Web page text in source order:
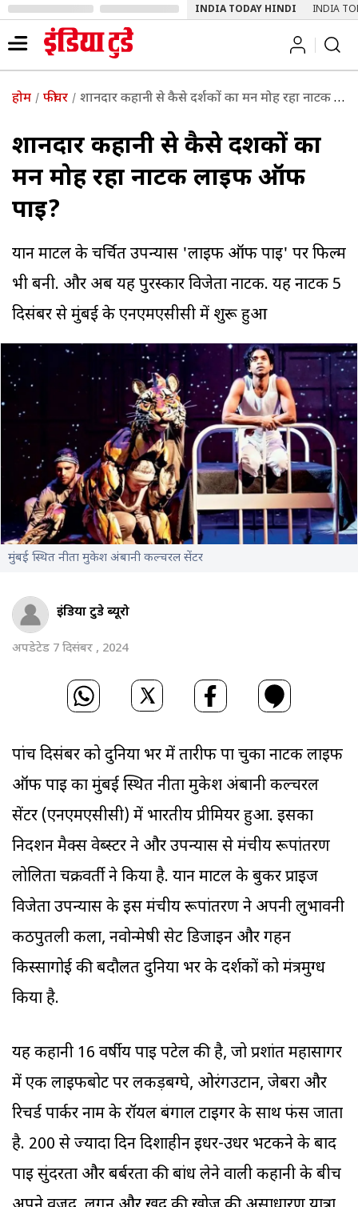
INDIA TODAY HINDI INDIA
होम फीचर शानदार कहानी से कैसे दर्शकों का मन मोह रहा नाटक लाइफ ऑफ पाइ?
शानदार कहानी से कैसे दर्शकों का
मन मोह रहा नाटक लाइफ ऑफ
पाइ?
यान मार्टेल के चर्चित उपन्यास 'लाइफ ऑफ पाइ' पर फिल्म
भी बनी. और अब यह पुरस्कार विजेता नाटक. यह नाटक 5
दिसंबर से मुंबई के एनएमएसीसी में शुरू हुआ
मुंबई स्थित नीता मुकेश अंबानी कल्चरल सेंटर
इंडिया टुडे ब्यूरो
अपडेटेड 7 दिसंबर , 2024
पांच दिसंबर को दुनिया भर में तारीफ पा चुका नाटकलाइफ
ऑफ पाइका मुंबई स्थित नीता मुकेश अंबानी कल्चरल
सेंटर (एनएमएसीसी) में भारतीय प्रीमियर हुआ. इसका
निर्देशन मैक्स वेब्स्टर ने और उपन्यास से मंचीय रूपांतरण
लोलिता चक्रवर्ती ने किया है. यान मार्टेल के बुकर प्राइज
विजेता उपन्यास के इस मंचीय रूपांतरण ने अपनी लुभावनी
कठपुतली कला, नवोन्मेषी सेट डिजाइन और गहन
किस्सागोई की बदौलत दुनिया भर के दर्शकों को मंत्रमुग्ध
किया है.
यह कहानी 16 वर्षीय पाइ पटेल की है, जो प्रशांत महासागर
में एक लाइफबोट पर लकड़बग्घे, ओरंगउटान, जेबरा और
रिचर्ड पार्कर नाम के रॉयल बंगाल टाइगर के साथ फंस जाता
है. 200 से ज्यादा दिन दिशाहीन इधर-उधर भटकने के बाद
पाइ सुंदरता और बर्बरता की बांध लेने वाली कहानी के बीच